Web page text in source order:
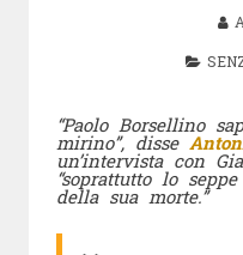
“Paolo Borsellino
mirino”, disse
un’intervista con
“soprattutto lo
della sua morte.”